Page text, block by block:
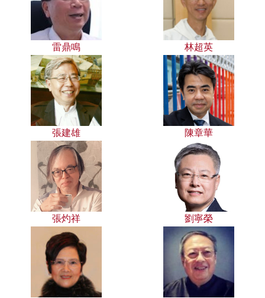
雷鼎鳴 林超英
張建雄 陳章華
張灼祥 劉寧榮